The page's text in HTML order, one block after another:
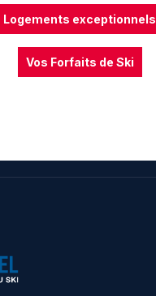
Logements exceptionnels
Vos Forfaits de Ski